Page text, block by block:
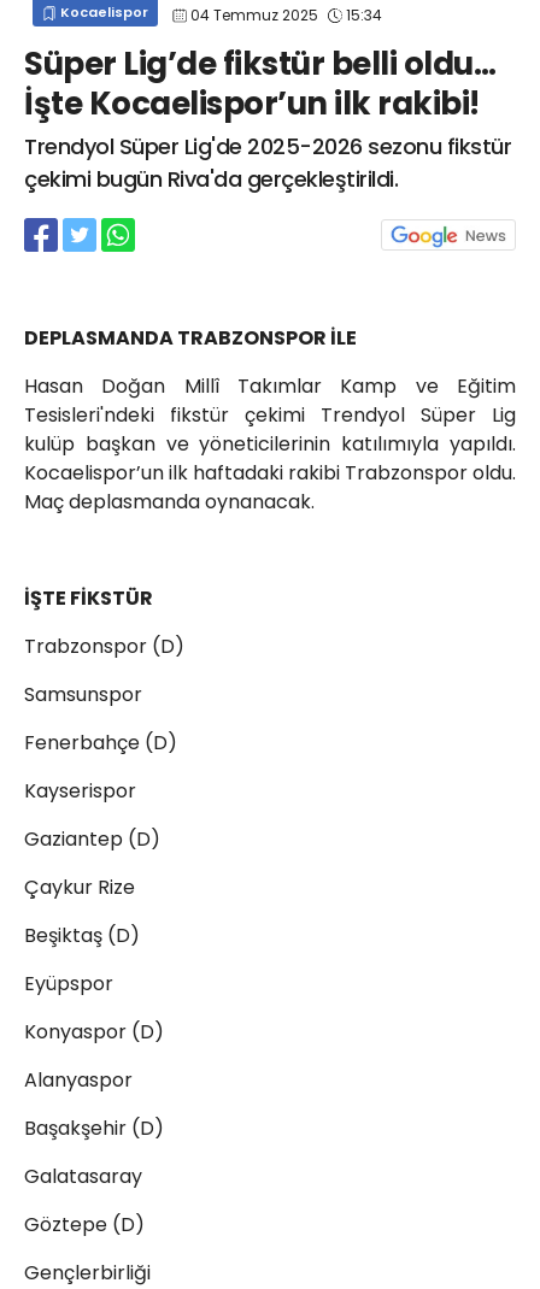
Kocaelispor 04 Temmuz 2025 15:34
Süper Lig’de fikstür belli oldu…
İşte Kocaelispor’un ilk rakibi!
Trendyol Süper Lig'de 2025-2026 sezonu fikstür
çekimi bugün Riva'da gerçekleştirildi.
DEPLASMANDA TRABZONSPOR İLE
Hasan Doğan Millî Takımlar Kamp ve Eğitim
Tesisleri'ndeki fikstür çekimi Trendyol Süper Lig
kulüp başkan ve yöneticilerinin katılımıyla yapıldı.
Kocaelispor’un ilk haftadaki rakibi Trabzonspor oldu.
Maç deplasmanda oynanacak.
İŞTE FİKSTÜR
Trabzonspor (D)
Samsunspor
Fenerbahçe (D)
Kayserispor
Gaziantep (D)
Çaykur Rize
Beşiktaş (D)
Eyüpspor
Konyaspor (D)
Alanyaspor
Başakşehir (D)
Galatasaray
Göztepe (D)
Gençlerbirliği
info@spor41.com